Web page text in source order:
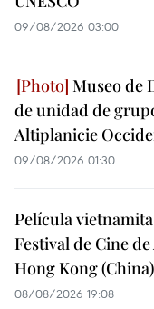
09/08/2026 03:00
Museo de
de unidad de
Altiplanicie
09/08/2026 01:30
Película
Festival de Cine
Hong Kong (China)
08/08/2026 19:08